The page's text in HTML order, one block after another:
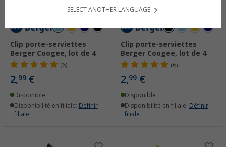
Clip porte-serviettes
Berger Coogee, lot de 4
(6)
2,99 €
Disponible
Disponibilité en filiale: Définir
filiale
Clip porte-serviettes
Berger Coogee, lot de 4
(6)
2,99 €
Disponible
Disponibilité en filiale: Définir
filiale
SELECT ANOTHER LANGUAGE